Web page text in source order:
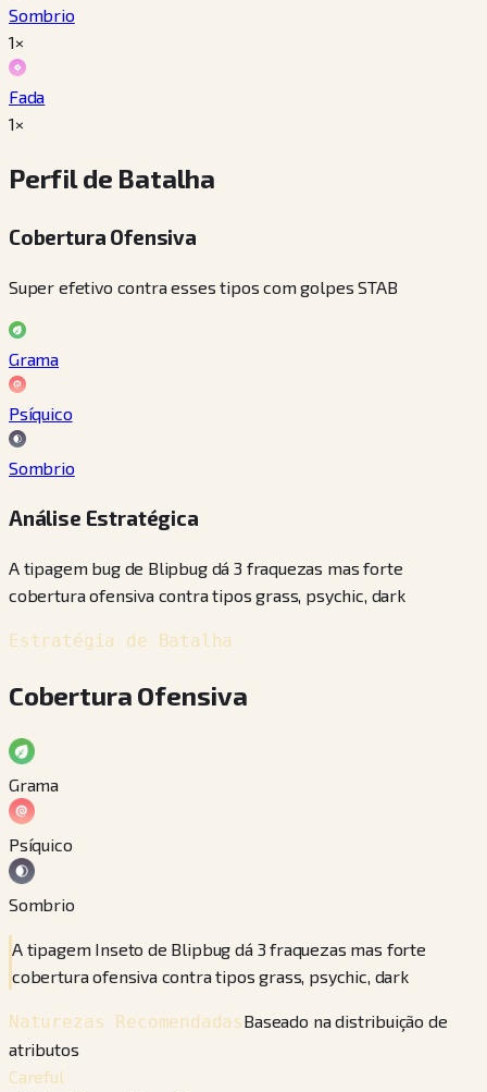
Sombrio
1×
Fada
1×
Perfil de Batalha
Cobertura Ofensiva
Super efetivo contra esses tipos com golpes STAB
Grama
Psíquico
Sombrio
Análise Estratégica
A tipagem bug de Blipbug dá 3 fraquezas mas forte
cobertura ofensiva contra tipos grass, psychic, dark
Estratégia de Batalha
Cobertura Ofensiva
Grama
Psíquico
Sombrio
A tipagem Inseto de Blipbug dá 3 fraquezas mas forte
cobertura ofensiva contra tipos grass, psychic, dark
Naturezas RecomendadasBaseado na distribuição de
atributos
Careful